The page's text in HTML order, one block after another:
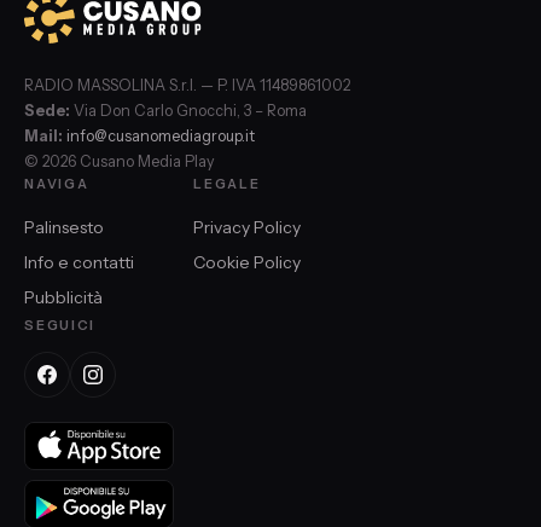
RADIO MASSOLINA S.r.l. — P. IVA 11489861002
Sede: Via Don Carlo Gnocchi, 3 – Roma
Mail: info@cusanomediagroup.it
© 2026 Cusano Media Play
NAVIGA
Palinsesto
Info e contatti
Pubblicità
LEGALE
Privacy Policy
Cookie Policy
SEGUICI